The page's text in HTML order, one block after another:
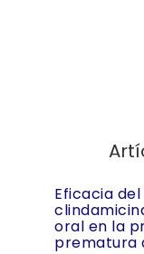
Eficacia
oral en la
prematura